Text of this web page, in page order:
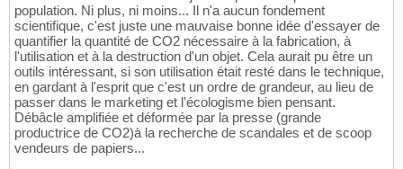
population. Ni plus, ni moins... Il n'a aucun fondement
scientifique, c'est juste une mauvaise bonne idée d'essayer de
quantifier la quantité de CO2 nécessaire à la fabrication, à
l'utilisation et à la destruction d'un objet. Cela aurait pu être un
outils intéressant, si son utilisation était resté dans le technique,
en gardant à l'esprit que c'est un ordre de grandeur, au lieu de
passer dans le marketing et l'écologisme bien pensant.
Débâcle amplifiée et déformée par la presse (grande
productrice de CO2)à la recherche de scandales et de scoop
vendeurs de papiers...